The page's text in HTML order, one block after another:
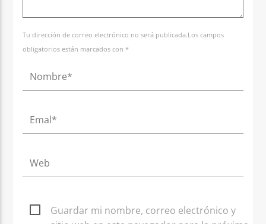
Tu dirección de correo electrónico no será publicada.Los campos
obligatorios están marcados con *
Guardar mi nombre, correo electrónico y